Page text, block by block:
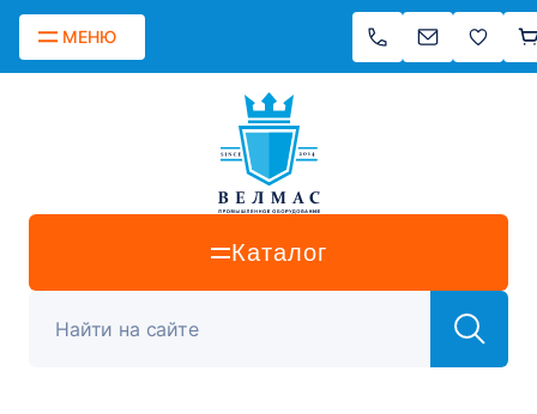
МЕНЮ
Каталог